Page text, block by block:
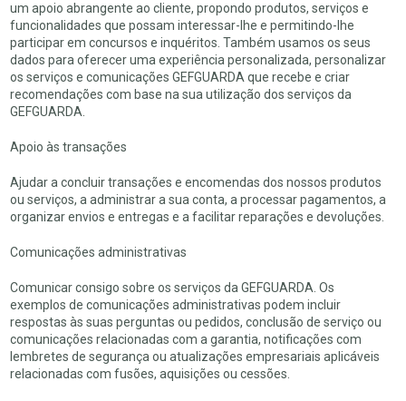
um apoio abrangente ao cliente, propondo produtos, serviços e
funcionalidades que possam interessar-lhe e permitindo-lhe
participar em concursos e inquéritos. Também usamos os seus
dados para oferecer uma experiência personalizada, personalizar
os serviços e comunicações GEFGUARDA que recebe e criar
recomendações com base na sua utilização dos serviços da
GEFGUARDA.
Apoio às transações
Ajudar a concluir transações e encomendas dos nossos produtos
ou serviços, a administrar a sua conta, a processar pagamentos, a
organizar envios e entregas e a facilitar reparações e devoluções.
Comunicações administrativas
Comunicar consigo sobre os serviços da GEFGUARDA. Os
exemplos de comunicações administrativas podem incluir
respostas às suas perguntas ou pedidos, conclusão de serviço ou
comunicações relacionadas com a garantia, notificações com
lembretes de segurança ou atualizações empresariais aplicáveis
relacionadas com fusões, aquisições ou cessões.